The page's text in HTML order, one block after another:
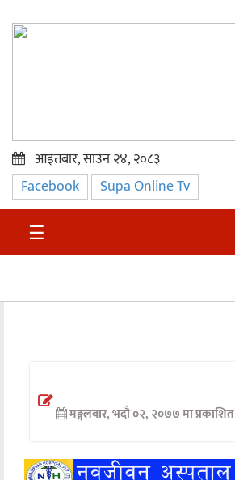
प्रमुख
समाचार
सुदुर
अन्तर्वार्ता
खेलकुद
आइतबार, साउन २४, २०८३
Facebook Supa Online Tv
☰
मङ्गलबार, भदौ ०२, २०७७ मा प्रकाशित